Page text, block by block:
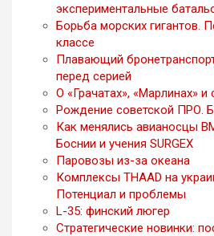
экспериментальные
Борьба морских гигантов.
классе
Плавающий
перед серией
О «Грачатах», «Марлинах»
Рождение советской ПРО.
Как менялись авианосцы
Боснии и учения SURGEX
Паровозы из-за океана
Комплексы THAAD на
Потенциал и проблемы
L-35: финский люгер
Стратегические новинки: